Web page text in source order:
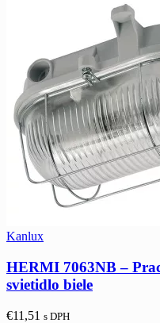
Kanlux
HERMI 7063NB –
svietidlo biele
€11,51 s DPH